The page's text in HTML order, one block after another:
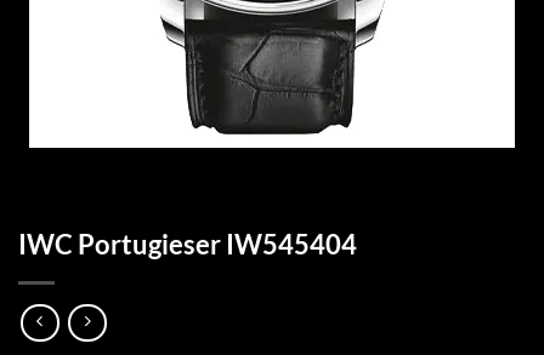
IWC Portugieser IW545404